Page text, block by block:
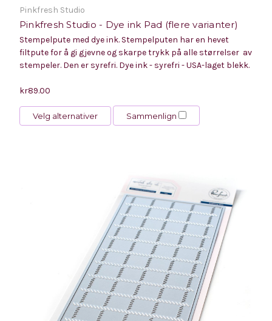
Pinkfresh Studio
Pinkfresh Studio - Dye ink Pad (flere varianter)
Stempelpute med dye ink. Stempelputen har en hevet
filtpute for å gi gjevne og skarpe trykk på alle størrelser av
stempeler. Den er syrefri. Dye ink - syrefri - USA-laget blekk.
kr89.00
Velg alternativer Sammenlign